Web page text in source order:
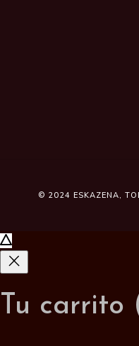
© 2024 ESKAZENA,
Tu carrito